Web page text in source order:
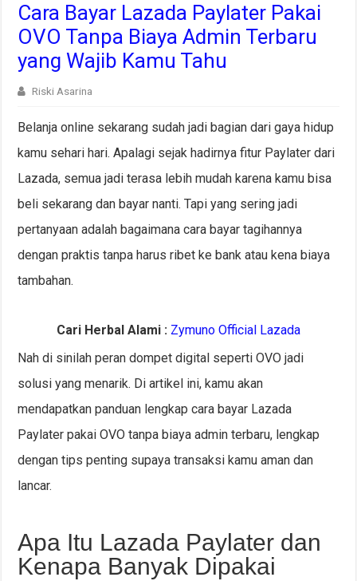
Cara Bayar Lazada Paylater Pakai
OVO Tanpa Biaya Admin Terbaru
yang Wajib Kamu Tahu
Riski Asarina
Belanja online sekarang sudah jadi bagian dari gaya hidup
kamu sehari hari. Apalagi sejak hadirnya fitur Paylater dari
Lazada, semua jadi terasa lebih mudah karena kamu bisa
beli sekarang dan bayar nanti. Tapi yang sering jadi
pertanyaan adalah bagaimana cara bayar tagihannya
dengan praktis tanpa harus ribet ke bank atau kena biaya
tambahan.
Cari Herbal Alami : Zymuno Official Lazada
Nah di sinilah peran dompet digital seperti OVO jadi
solusi yang menarik. Di artikel ini, kamu akan
mendapatkan panduan lengkap cara bayar Lazada
Paylater pakai OVO tanpa biaya admin terbaru, lengkap
dengan tips penting supaya transaksi kamu aman dan
lancar.
Apa Itu Lazada Paylater dan
Kenapa Banyak Dipakai